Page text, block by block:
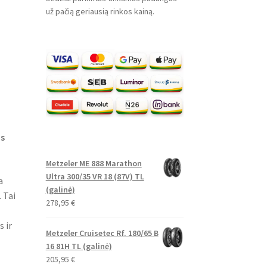
ir
už pačią geriausią rinkos kainą.
Metzeler ME 888 Marathon
Ultra 300/35 VR 18 (87V) TL
(galinė)
278,95 €
Metzeler Cruisetec Rf. 180/65 B
16 81H TL (galinė)
205,95 €